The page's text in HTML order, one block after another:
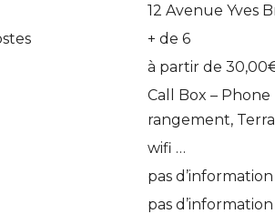
12 Avenue Yves
+ de 6
à partir de
Call Box – Phone
rangement,
wifi …
pas d’information
pas d’information